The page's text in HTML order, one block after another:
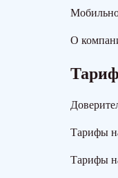
О
Тарифы
Тарифы